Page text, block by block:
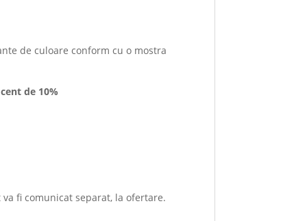
de culoare conform cu o mostra
de 10%
fi comunicat separat, la ofertare.